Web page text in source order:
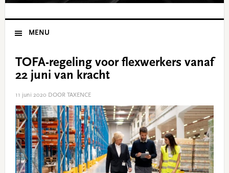
MENU
TOFA-regeling voor flexwerkers vanaf
22 juni van kracht
11 juni 2020 DOOR TAXENCE